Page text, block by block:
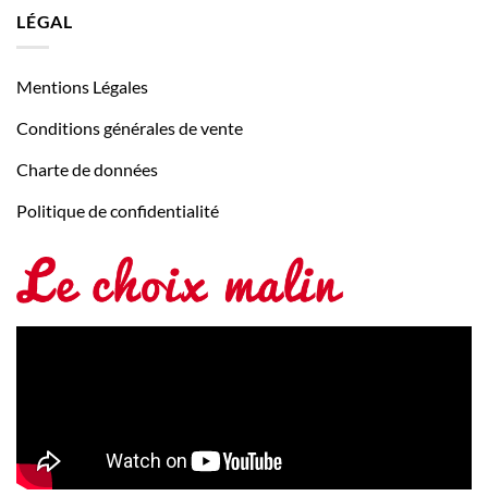
LÉGAL
Mentions Légales
Conditions générales de vente
Charte de données
Politique de confidentialité